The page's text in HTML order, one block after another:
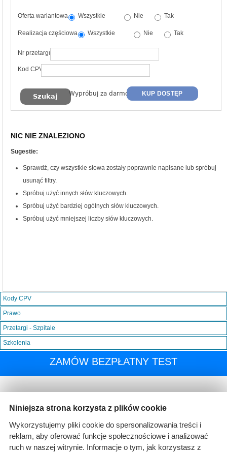
Oferta wariantowa Wszystkie Nie Tak
Realizacja częściowa Wszystkie Nie Tak
Nr przetargu
Kod CPV
Wypróbuj za darmo KUP DOSTĘP
NIC NIE ZNALEZIONO
Sugestie:
Sprawdź, czy wszystkie słowa zostały poprawnie napisane lub spróbuj
usunąć filtry.
Spróbuj użyć innych słów kluczowych.
Spróbuj użyć bardziej ogólnych słów kluczowych.
Spróbuj użyć mniejszej liczby słów kluczowych.
Kody CPV
Prawo
Przetargi - Szpitale
Szkolenia
ZAMÓW BEZPŁATNY TEST
Niniejsza strona korzysta z plików cookie
Wykorzystujemy pliki cookie do spersonalizowania treści i
reklam, aby oferować funkcje społecznościowe i analizować
ruch w naszej witrynie. Informacje o tym, jak korzystasz z